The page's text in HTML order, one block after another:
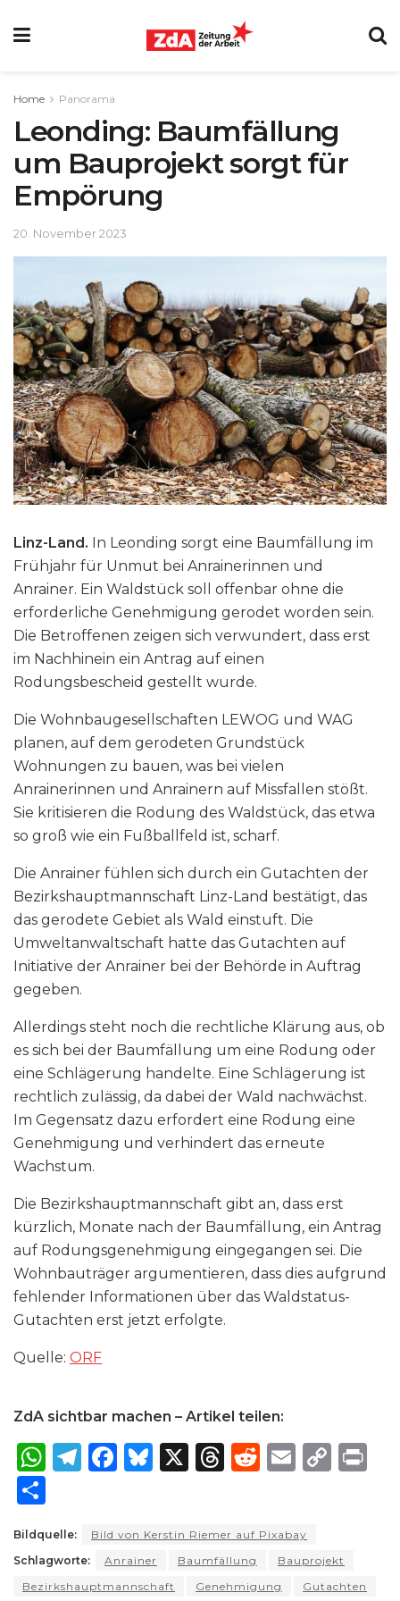
Home Panorama
Leonding: Baumfällung
um Bauprojekt sorgt für
Empörung
20. November 2023
Linz-Land. In Leonding sorgt eine Baumfällung im
Frühjahr für Unmut bei Anrainerinnen und
Anrainer. Ein Waldstück soll offenbar ohne die
erforderliche Genehmigung gerodet worden sein.
Die Betroffenen zeigen sich verwundert, dass erst
im Nachhinein ein Antrag auf einen
Rodungsbescheid gestellt wurde.
Die Wohnbaugesellschaften LEWOG und WAG
planen, auf dem gerodeten Grundstück
Wohnungen zu bauen, was bei vielen
Anrainerinnen und Anrainern auf Missfallen stößt.
Sie kritisieren die Rodung des Waldstück, das etwa
so groß wie ein Fußballfeld ist, scharf.
Die Anrainer fühlen sich durch ein Gutachten der
Bezirkshauptmannschaft Linz-Land bestätigt, das
das gerodete Gebiet als Wald einstuft. Die
Umweltanwaltschaft hatte das Gutachten auf
Initiative der Anrainer bei der Behörde in Auftrag
gegeben.
Allerdings steht noch die rechtliche Klärung aus, ob
es sich bei der Baumfällung um eine Rodung oder
eine Schlägerung handelte. Eine Schlägerung ist
rechtlich zulässig, da dabei der Wald nachwächst.
Im Gegensatz dazu erfordert eine Rodung eine
Genehmigung und verhindert das erneute
Wachstum.
Die Bezirkshauptmannschaft gibt an, dass erst
kürzlich, Monate nach der Baumfällung, ein Antrag
auf Rodungsgenehmigung eingegangen sei. Die
Wohnbauträger argumentieren, dass dies aufgrund
fehlender Informationen über das Waldstatus-
Gutachten erst jetzt erfolgte.
Quelle: ORF
ZdA sichtbar machen – Artikel teilen:
W
ts
A
T
g
ra
F
e
b
B
s
k
X
T
a
d
R
di
E
l
C
Li
ar
e
Bildquelle:
Bild von Kerstin Riemer auf Pixabay
Schlagworte:
Anrainer Baumfällung
Bauprojekt
Bezirkshauptmannschaft
Genehmigung
Gutachten